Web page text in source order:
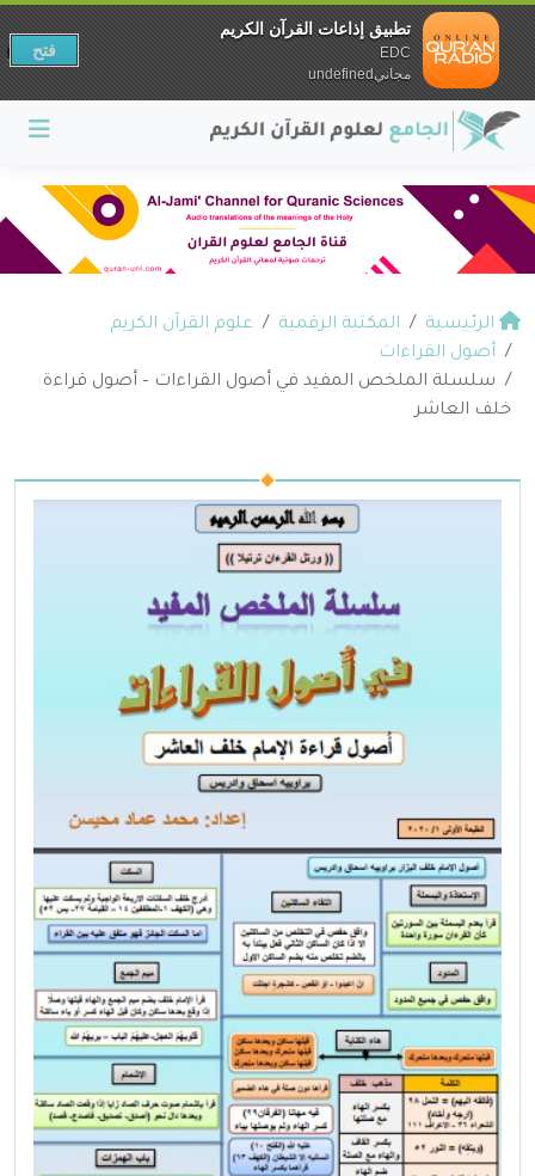
الرئيسية المكتبة الرقمية
علوم القرآن الكريم
أصول القراءات
سلسلة الملخص المفيد في أصول القراءات – أصول قراءة
خلف العاشر
تطبيق إذاعات القرآن الكريم
EDC
مجانيundefined
فتح